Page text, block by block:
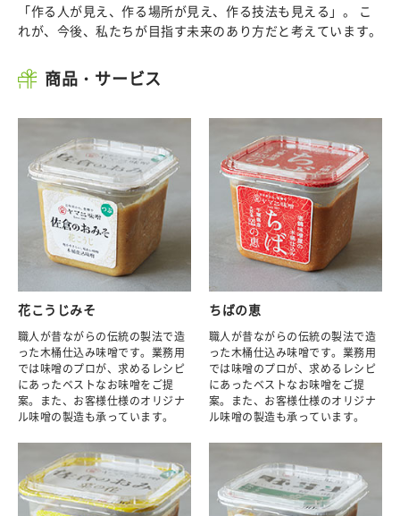
「作る人が見え、作る場所が見え、作る技法も見える」。 こ
れが、今後、私たちが目指す未来のあり方だと考えています。
商品・サービス
花こうじみそ
職人が昔ながらの伝統の製法で造
った木桶仕込み味噌です。業務用
では味噌のプロが、求めるレシピ
にあったベストなお味噌をご提
案。また、お客様仕様のオリジナ
ル味噌の製造も承っています。
ちばの恵
職人が昔ながらの伝統の製法で造
った木桶仕込み味噌です。業務用
では味噌のプロが、求めるレシピ
にあったベストなお味噌をご提
案。また、お客様仕様のオリジナ
ル味噌の製造も承っています。